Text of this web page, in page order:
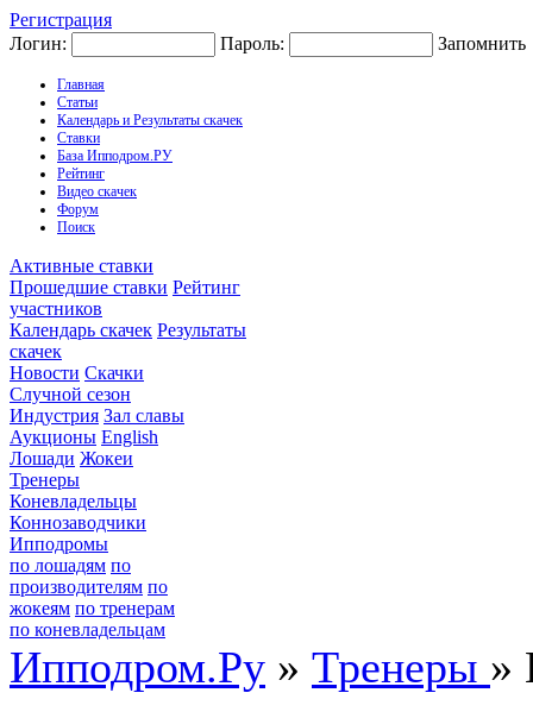
Регистрация
Логин:
Пароль: Запомнить
Главная
Статьи
Календарь и Результаты скачек
Ставки
База Ипподром.РУ
Рейтинг
Видео скачек
Форум
Поиск
Активные ставки
Прошедшие ставки Рейтинг
участников
Календарь скачек Результаты
скачек
Новости Скачки
Случной сезон
Индустрия Зал славы
Аукционы English
Лошади Жокеи
Тренеры
Коневладельцы
Коннозаводчики
Ипподромы
по лошадям по
производителям по
жокеям по тренерам
по коневладельцам
Ипподром.Ру » Тренеры »